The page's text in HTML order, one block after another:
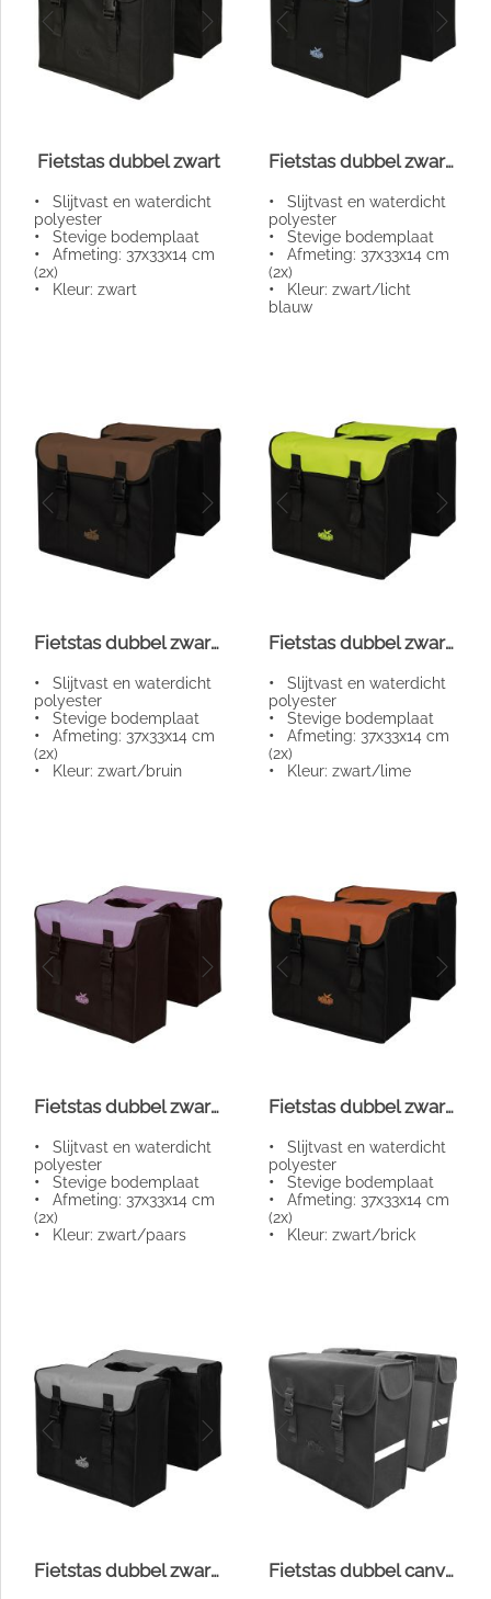
Fietstas dubbel zwart
• Slijtvast en waterdicht
polyester
• Stevige bodemplaat
• Afmeting: 37x33x14 cm
(2x)
• Kleur: zwart
Fietstas dubbel zwart/blauw
• Slijtvast en waterdicht
polyester
• Stevige bodemplaat
• Afmeting: 37x33x14 cm
(2x)
• Kleur: zwart/licht
blauw
Fietstas dubbel zwart/bruin
• Slijtvast en waterdicht
polyester
• Stevige bodemplaat
• Afmeting: 37x33x14 cm
(2x)
• Kleur: zwart/bruin
Fietstas dubbel zwart/lime
• Slijtvast en waterdicht
polyester
• Stevige bodemplaat
• Afmeting: 37x33x14 cm
(2x)
• Kleur: zwart/lime
Fietstas dubbel zwart/paars
• Slijtvast en waterdicht
polyester
• Stevige bodemplaat
• Afmeting: 37x33x14 cm
(2x)
• Kleur: zwart/paars
Fietstas dubbel zwart/brick
• Slijtvast en waterdicht
polyester
• Stevige bodemplaat
• Afmeting: 37x33x14 cm
(2x)
• Kleur: zwart/brick
Fietstas dubbel zwart/zilver Fietstas dubbel canvas klein